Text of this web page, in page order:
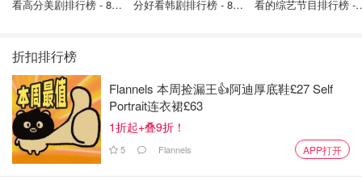
来源： sina封面：sina
「该长文章来自@坐着火车唱着歌-加拿大省钱快报，版权
归原作者所有」
如果你喜欢我们的文章记得
哦，也可
看高分美剧排行榜 - 8月
分好看韩剧排行榜 - 8月
看的综艺节目排行榜 -
折扣排行榜
Flannels 本周捡漏王👍阿迪厚底鞋£27 Self
Portrait连衣裙£63
1折起+叠9折！
5 Flannels APP打开